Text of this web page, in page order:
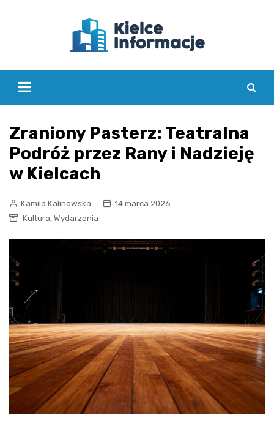
Zraniony Pasterz: Teatralna
Podróż przez Rany i Nadzieję
w Kielcach
Kamila Kalinowska
14 marca 2026
Kultura, Wydarzenia